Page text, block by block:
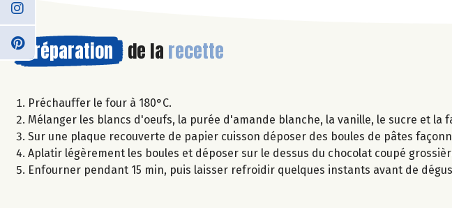
Préparation de la recette
Préchauffer le four à 180°C.
Mélanger les blancs d'oeufs, la purée d'amande blanche, la vanille, le sucre et
Sur une plaque recouverte de papier cuisson déposer des boules de pâtes
Aplatir légèrement les boules et déposer sur le dessus du chocolat coupé
Enfourner pendant 15 min, puis laisser refroidir quelques instants avant de